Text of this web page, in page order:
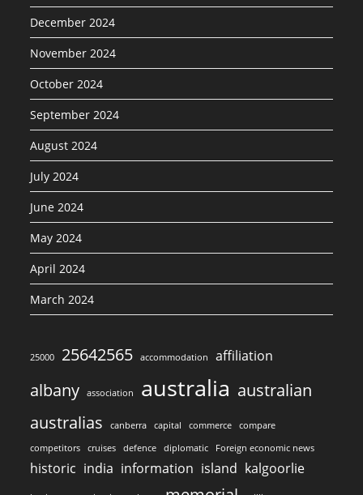
December 2024
November 2024
October 2024
September 2024
August 2024
July 2024
June 2024
May 2024
April 2024
March 2024
25000 25642565 accommodation affiliation
albany association australia australian
australias
canberra capital commerce
compare
competitors
cruises defence diplomatic Foreign economic news
historic india information island kalgoorlie